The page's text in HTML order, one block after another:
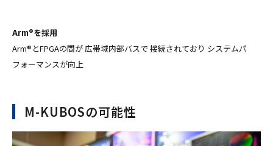
Arm®を採用
Arm®とFPGAの間が 広帯域内部バスで 接続されており システムパ
フォーマンスが向上
M-KUBOSの可能性